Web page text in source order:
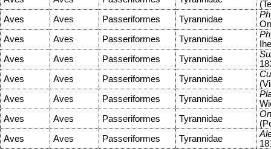
Aves
Aves Passeriformes Tyrannidae
Aves
Aves Passeriformes Tyrannidae
Aves
Aves Passeriformes Tyrannidae
Aves
Aves Passeriformes Tyrannidae
Aves
Aves Passeriformes Tyrannidae
Aves
Aves Passeriformes Tyrannidae
Aves
Aves Passeriformes Tyrannidae